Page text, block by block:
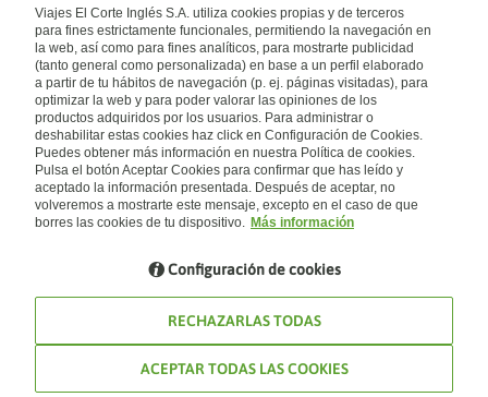
Quiénes somos
Financiación
Sostenibilidad
Turismo accesible
Tarjeta El Corte Inglés
Trabaja con nosotros
El Corte Inglés
Canal Ético
Enlaces de interés
Guías de viaje
Catálogos
Auto check-in
Condiciones Generales
Política de privacidad
Política de cookies
Accesibilidad
Empresas/ Grupos
Internacional
España
Visita nuestro blog
Blog de Viajes el Corte inglés
Viajes El Corte Inglés S.A. utiliza cookies propias y de terceros
para fines estrictamente funcionales, permitiendo la navegación en
la web, así como para fines analíticos, para mostrarte publicidad
(tanto general como personalizada) en base a un perfil elaborado
a partir de tu hábitos de navegación (p. ej. páginas visitadas), para
optimizar la web y para poder valorar las opiniones de los
productos adquiridos por los usuarios. Para administrar o
deshabilitar estas cookies haz click en Configuración de Cookies.
Puedes obtener más información en nuestra Política de cookies.
Pulsa el botón Aceptar Cookies para confirmar que has leído y
aceptado la información presentada. Después de aceptar, no
volveremos a mostrarte este mensaje, excepto en el caso de que
borres las cookies de tu dispositivo. Más información
Configuración de cookies
RECHAZARLAS TODAS
ACEPTAR TODAS LAS COOKIES